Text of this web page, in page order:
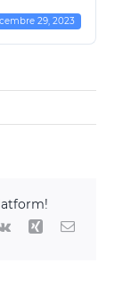
29, 2023
Vk Xing Email